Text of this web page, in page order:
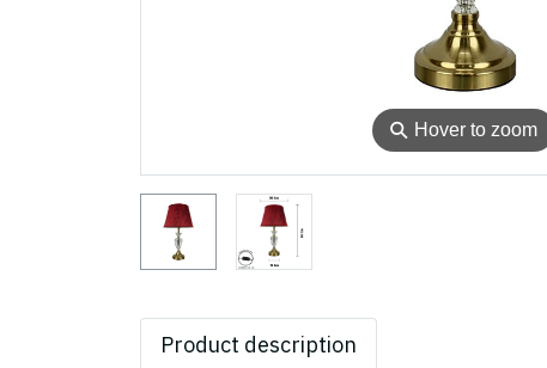
⚲ Hover to zoom
Product description